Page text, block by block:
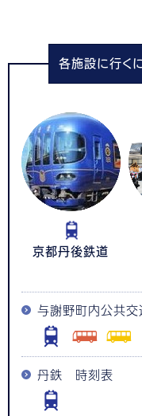
各施設に行く
京都丹後鉄道
与謝野町内公共交
丹鉄 時刻表